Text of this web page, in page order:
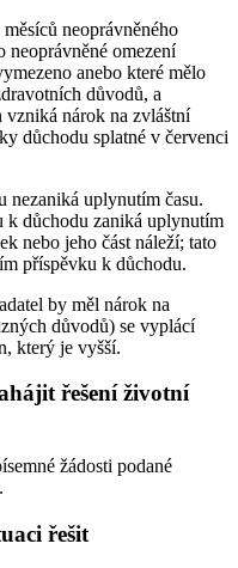
neoprávněného
neoprávněné omezení
anebo které mělo
důvodů, a
vzniká nárok na zvláštní
důchodu splatné v červenci
nezaniká uplynutím času.
k důchodu zaniká uplynutím
nebo jeho část náleží; tato
příspěvku k důchodu.
by měl nárok na
důvodů) se vyplácí
který je vyšší.
řešení životní
žádosti podané
řešit